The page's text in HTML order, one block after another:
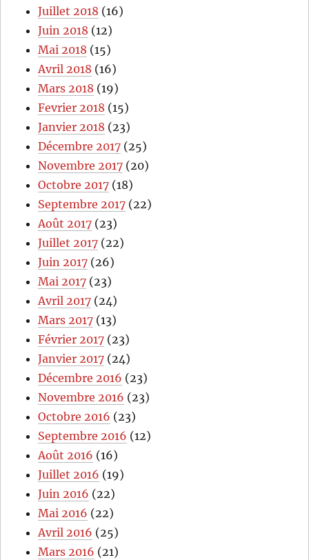
Juillet 2018 (16)
Juin 2018 (12)
Mai 2018 (15)
Avril 2018 (16)
Mars 2018 (19)
Fevrier 2018 (15)
Janvier 2018 (23)
Décembre 2017 (25)
Novembre 2017 (20)
Octobre 2017 (18)
Septembre 2017 (22)
Août 2017 (23)
Juillet 2017 (22)
Juin 2017 (26)
Mai 2017 (23)
Avril 2017 (24)
Mars 2017 (13)
Février 2017 (23)
Janvier 2017 (24)
Décembre 2016 (23)
Novembre 2016 (23)
Octobre 2016 (23)
Septembre 2016 (12)
Août 2016 (16)
Juillet 2016 (19)
Juin 2016 (22)
Mai 2016 (22)
Avril 2016 (25)
Mars 2016 (21)